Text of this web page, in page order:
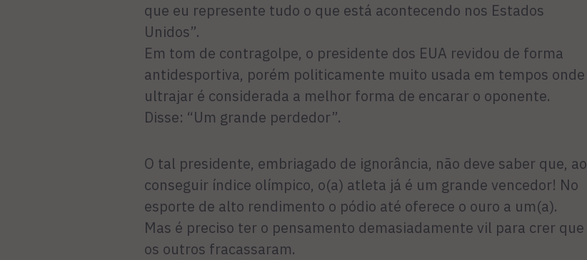
que eu represente tudo o que está acontecendo nos Estados
Unidos”.
Em tom de contragolpe, o presidente dos EUA revidou de forma
antidesportiva, porém politicamente muito usada em tempos onde
ultrajar é considerada a melhor forma de encarar o oponente.
Disse: “Um grande perdedor”.
O tal presidente, embriagado de ignorância, não deve saber que, ao
conseguir índice olímpico, o(a) atleta já é um grande vencedor! No
esporte de alto rendimento o pódio até oferece o ouro a um(a).
Mas é preciso ter o pensamento demasiadamente vil para crer que
os outros fracassaram.